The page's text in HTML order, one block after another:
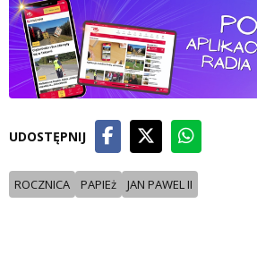
UDOSTĘPNIJ
ROCZNICA PAPIEż JAN PAWEL II